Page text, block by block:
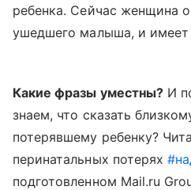
ребенка. Сейчас женщина
ушедшего малыша, и имеет
Какие фразы уместны?И
знаем, что сказать
потерявшему ребенку?
перинатальных потерях
подготовленном Mail.ru